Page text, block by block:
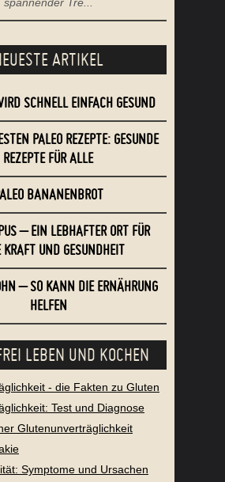
ARTIKEL
SCHNELL EINFACH GESUND
PALEO REZEPTE: GESUNDE
REZEPTE FÜR ALLE
BANANENBROT
– EIN LEBHAFTER ORT FÜR
KRAFT UND GESUNDHEIT
– SO KANN DIE ERNÄHRUNG
HELFEN
LEBEN UND KOCHEN
- die Fakten zu Gluten
Test und Diagnose
Glutenunverträglichkeit
Symptome und Ursachen